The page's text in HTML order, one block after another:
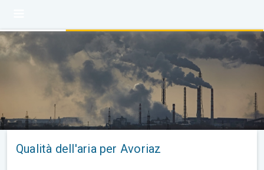
Qualità dell'aria per Avoriaz